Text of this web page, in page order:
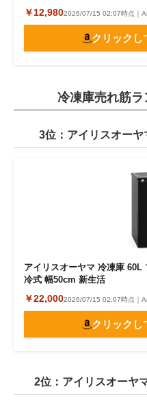
￥12,9802026/07/15 02:07時点｜
クリックし
冷凍庫売れ筋
3位：アイリスオーヤ
アイリスオーヤマ 冷凍庫 60L
冷式 幅50cm 新生活
￥22,0002026/07/15 02:07時点｜
クリックし
2位：アイリスオーヤ